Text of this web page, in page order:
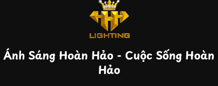
Ánh Sáng Hoàn Hảo - Cuộc Sống Hoàn
Hảo